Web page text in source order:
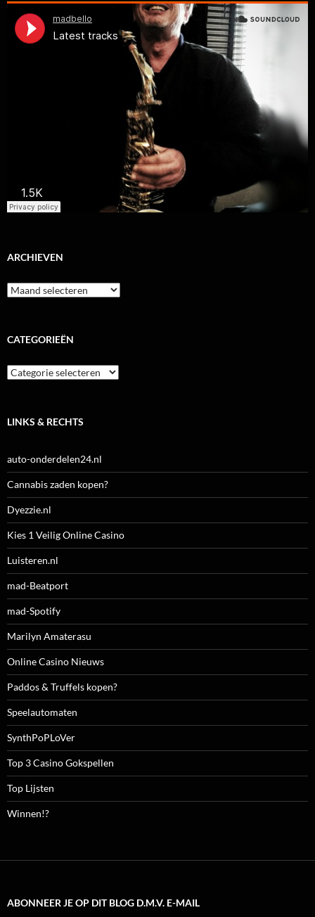
ARCHIEVEN
Archieven
CATEGORIEËN
Categorieën
LINKS & RECHTS
auto-onderdelen24.nl
Cannabis zaden kopen?
Dyezzie.nl
Kies 1 Veilig Online Casino
Luisteren.nl
mad-Beatport
mad-Spotify
Marilyn Amaterasu
Online Casino Nieuws
Paddos & Truffels kopen?
Speelautomaten
SynthPoPLoVer
Top 3 Casino Gokspellen
Top Lijsten
Winnen!?
ABONNEER JE OP DIT BLOG D.M.V. E-MAIL